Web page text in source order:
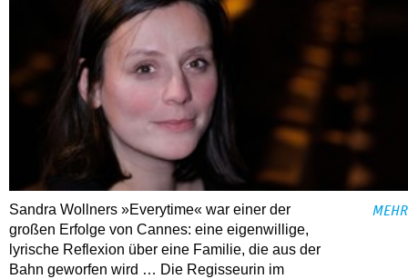
Sandra Wollners »Everytime« war einer der
großen Erfolge von Cannes: eine eigenwillige,
lyrische Reflexion über eine ­Familie, die aus der
Bahn geworfen wird … Die Regisseurin im
MEHR